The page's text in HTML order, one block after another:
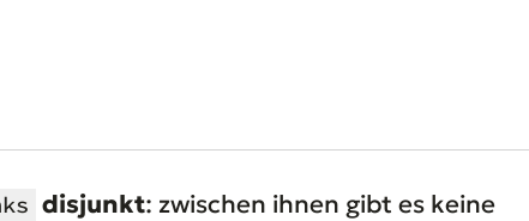
disjunkt: zwischen ihnen gibt es keine